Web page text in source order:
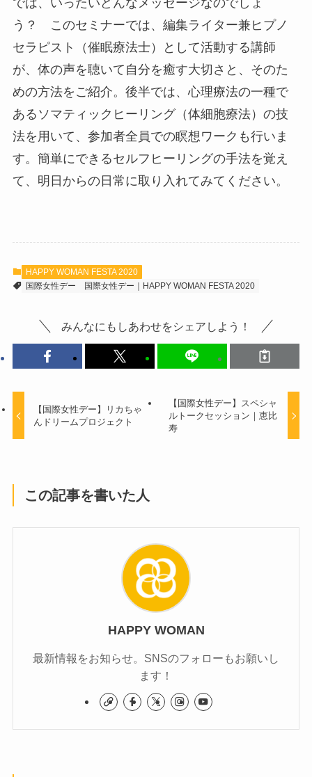
う？ このセミナーでは、編集ライター兼ヒプノ
セラピスト（催眠療法士）として活動する講師
が、体の声を聴いて自分を癒す大切さと、そのた
めの方法をご紹介。後半では、心理療法の一種で
あるソマティックヒーリング（体細胞療法）の技
法を用いて、参加者全員での瞑想ワークも行いま
す。簡単にできるセルフヒーリングの手法を覚え
て、明日からの日常に取り入れてみてください。
HAPPY WOMAN FESTA 2020
国際女性デー
国際女性デー｜HAPPY WOMAN FESTA 2020
みんなにもしあわせをシェアしよう！
【国際女性デー】リカちゃ
んドリームプロジェクト
【国際女性デー】スペシャ
ルトークセッション｜恵比
寿
この記事を書いた人
HAPPY WOMAN
最新情報をお知らせ。SNSのフォローもお願いし
ます！